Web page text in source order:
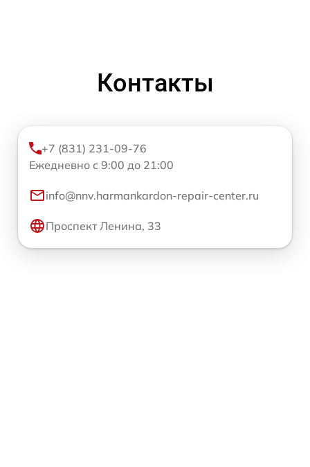
Контакты
+7 (831) 231-09-76
Ежедневно с 9:00 до 21:00
info@nnv.harmankardon-repair-center.ru
Проспект Ленина, 33